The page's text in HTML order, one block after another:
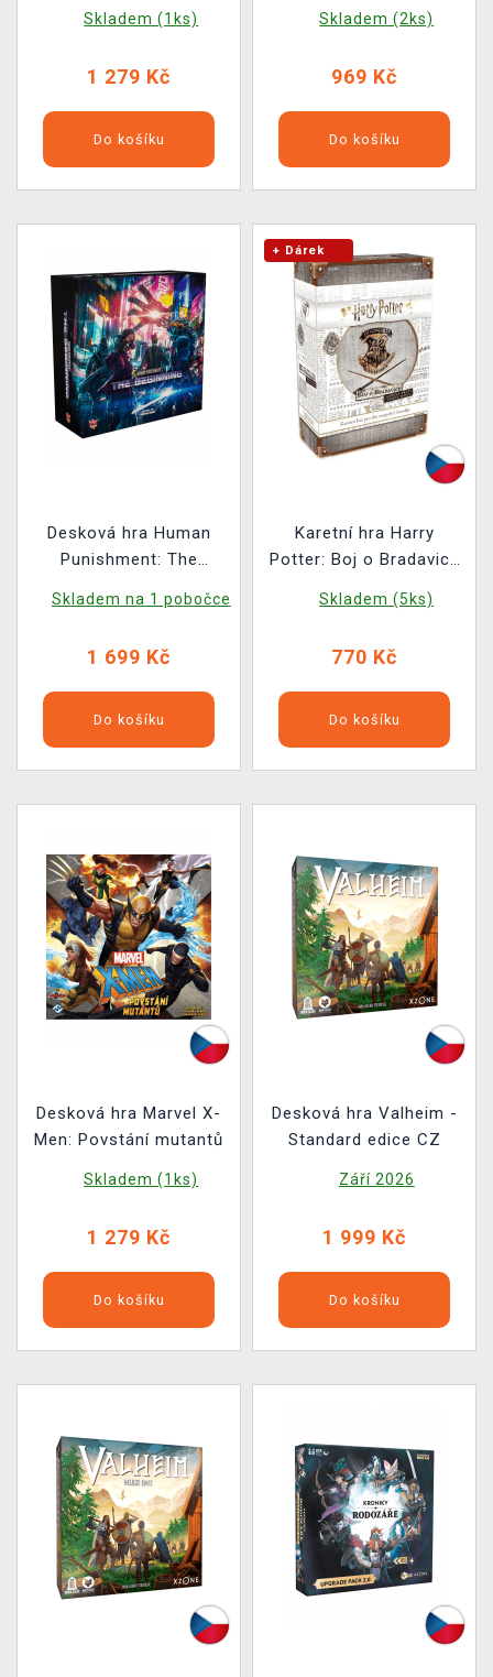
Skladem (1ks)
1 279 Kč
Do košíku
Skladem (2ks)
969 Kč
Do košíku
Desková hra Human
Punishment: The
Skladem na 1 pobočce
1 699 Kč
Do košíku
+ Dárek
Karetní hra Harry
Potter: Boj o Bradavice
magii
Skladem (5ks)
770 Kč
Do košíku
Desková hra Marvel X-
Men: Povstání mutantů
Skladem (1ks)
1 279 Kč
Do košíku
Desková hra Valheim -
Standard edice CZ
Září 2026
1 999 Kč
Do košíku